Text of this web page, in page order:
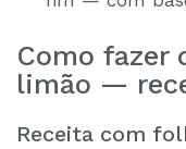
Como fazer
limão —
Receita com